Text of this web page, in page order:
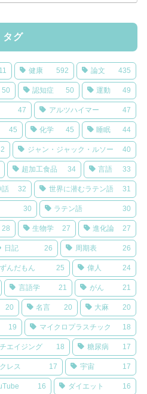
タグ
健康 592 論文 435
50 認知症 50 運動 49
47 アルツハイマー 47
45 化学 45 睡眠 44
ジャン・ジャック・ルソー 40
超加工食品 34 言語 33
話 32 世界に潜むラテン語 31
30 ラテン語 30
28 生物学 27 進化論 27
日記 26 周期表 26
ずんだもん 25 偉人 24
言語学 21 がん 21
20 名言 20 大麻 20
19 マイクロプラスチック 18
エイジング 18 糖尿病 17
レス 17 宇宙 17
16 ダイエット 16